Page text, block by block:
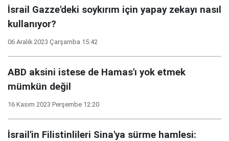
İsrail Gazze'deki soykırım için yapay zekayı nasıl
kullanıyor?
06 Aralık 2023 Çarşamba 15:42
ABD aksini istese de Hamas'ı yok etmek
mümkün değil
16 Kasım 2023 Perşembe 12:20
İsrail'in Filistinlileri Sina'ya sürme hamlesi: